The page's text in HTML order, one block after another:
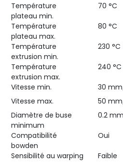
Température
plateau min.
70 °C
Température
plateau max.
80 °C
Température
extrusion min.
230 °C
Température
extrusion max.
240 °C
Vitesse min.
30
Vitesse max.
50
Diamètre de buse
minimum
0.2 mm
Compatibilité
bowden
Oui
Sensibilité au warping
Faible